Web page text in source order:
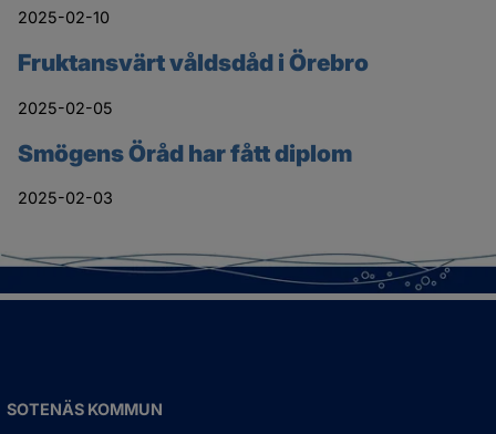
2025-02-10
Fruktansvärt våldsdåd i Örebro
2025-02-05
Smögens Öråd har fått diplom
2025-02-03
SOTENÄS KOMMUN